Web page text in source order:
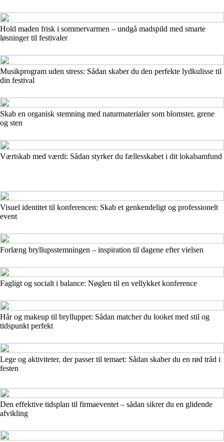
Hold maden frisk i sommervarmen – undgå madspild med smarte
løsninger til festivaler
Musikprogram uden stress: Sådan skaber du den perfekte lydkulisse til
din festival
Skab en organisk stemning med naturmaterialer som blomster, grene
og sten
Værtskab med værdi: Sådan styrker du fællesskabet i dit lokalsamfund
Visuel identitet til konferencen: Skab et genkendeligt og professionelt
event
Forlæng bryllupsstemningen – inspiration til dagene efter vielsen
Fagligt og socialt i balance: Nøglen til en vellykket konference
Hår og makeup til brylluppet: Sådan matcher du looket med stil og
tidspunkt perfekt
Lege og aktiviteter, der passer til temaet: Sådan skaber du en rød tråd i
festen
Den effektive tidsplan til firmaeventet – sådan sikrer du en glidende
afvikling